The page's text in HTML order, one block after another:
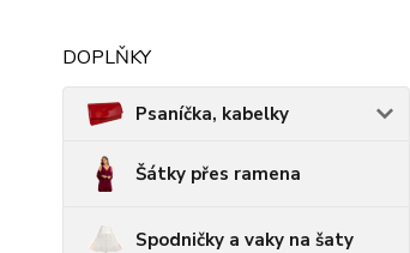
DOPLŇKY
Psaníčka, kabelky
Šátky přes ramena
Spodničky a vaky na šaty